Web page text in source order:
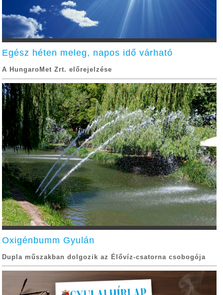
Egész héten meleg, napos idő várható
A HungaroMet Zrt. előrejelzése
Oxigénbumm Gyulán
Dupla műszakban dolgozik az Élővíz-csatorna csobogója